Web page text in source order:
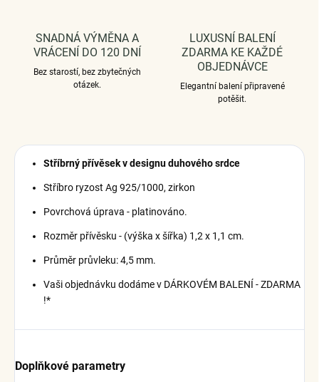
SNADNÁ VÝMĚNA A
VRÁCENÍ DO 120 DNÍ
Bez starostí, bez zbytečných
otázek.
LUXUSNÍ BALENÍ
ZDARMA KE KAŽDÉ
OBJEDNÁVCE
Elegantní balení připravené
potěšit.
Stříbrný přívěsek v designu duhového srdce
Stříbro ryzost Ag 925/1000, zirkon
Povrchová úprava - platinováno.
Rozměr přívěsku - (výška x šířka) 1,2 x 1,1 cm.
Průměr průvleku: 4,5 mm.
Vaši objednávku dodáme v DÁRKOVÉM BALENÍ - ZDARMA
!*
Doplňkové parametry